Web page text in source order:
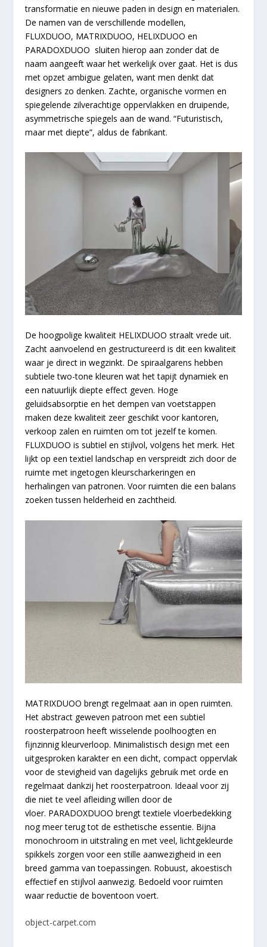
transformatie en nieuwe paden in design en materialen.
De namen van de verschillende modellen,
FLUXDUOO, MATRIXDUOO, HELIXDUOO en
PARADOXDUOO sluiten hierop aan zonder dat de
naam aangeeft waar het werkelijk over gaat. Het is dus
met opzet ambigue gelaten, want men denkt dat
designers zo denken. Zachte, organische vormen en
spiegelende zilverachtige oppervlakken en druipende,
asymmetrische spiegels aan de wand. “Futuristisch,
maar met diepte”, aldus de fabrikant.
De hoogpolige kwaliteit HELIXDUOO straalt vrede uit.
Zacht aanvoelend en gestructureerd is dit een kwaliteit
waar je direct in wegzinkt. De spiraalgarens hebben
subtiele two-tone kleuren wat het tapijt dynamiek en
een natuurlijk diepte effect geven. Hoge
geluidsabsorptie en het dempen van voetstappen
maken deze kwaliteit zeer geschikt voor kantoren,
verkoop zalen en ruimten om tot jezelf te komen.
FLUXDUOO is subtiel en stijlvol, volgens het merk. Het
lijkt op een textiel landschap en verspreidt zich door de
ruimte met ingetogen kleurscharkeringen en
herhalingen van patronen. Voor ruimten die een balans
zoeken tussen helderheid en zachtheid.
MATRIXDUOO brengt regelmaat aan in open ruimten.
Het abstract geweven patroon met een subtiel
roosterpatroon heeft wisselende poolhoogten en
fijnzinnig kleurverloop. Minimalistisch design met een
uitgesproken karakter en een dicht, compact oppervlak
voor de stevigheid van dagelijks gebruik met orde en
regelmaat dankzij het roosterpatroon. Ideaal voor zij
die niet te veel afleiding willen door de
vloer. PARADOXDUOO brengt textiele vloerbedekking
nog meer terug tot de esthetische essentie. Bijna
monochroom in uitstraling en met veel, lichtgekleurde
spikkels zorgen voor een stille aanwezigheid in een
breed gamma van toepassingen. Robuust, akoestisch
effectief en stijlvol aanwezig. Bedoeld voor ruimten
waar reductie de boventoon voert.
object-carpet.com